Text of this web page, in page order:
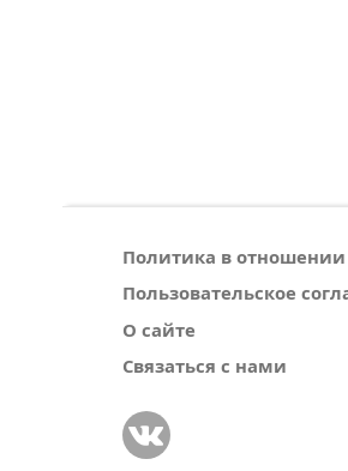
Политика в
Пользовательское
О сайте
Связаться с нами